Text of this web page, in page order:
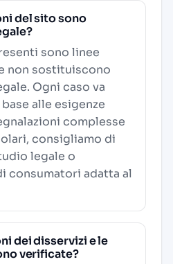
del sito sono
sono linee
non sostituiscono
Ogni caso va
alle esigenze
complesse
consigliamo di
legale o
consumatori adatta al
dei disservizi e le
verificate?